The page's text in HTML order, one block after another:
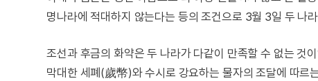
명나라에 적대하지 않는다는 등의 조건으로 3월 3일 두 나
조선과 후금의 화약은 두 나라가 다같이 만족할 수 없는 것
막대한 세폐(歲幣)와 수시로 강요하는 물자의 조달에 따르